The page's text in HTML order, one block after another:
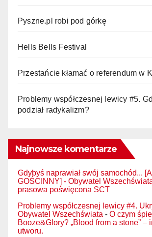
Pyszne.pl robi pod górkę
Hells Bells Festival
Przestańcie kłamać o referendum w
Problemy współczesnej lewicy #5.
podział radykalizm?
Najnowsze komentarze
Gdybyś naprawiał swój samochód...
GOŚCINNY] - Obywatel
prasowa poświęcona SCT
Problemy współczesnej lewicy #4.
Obywatel Wszechświata - O czym
Booze&Glory? „Blood from a stone” –
utworu.